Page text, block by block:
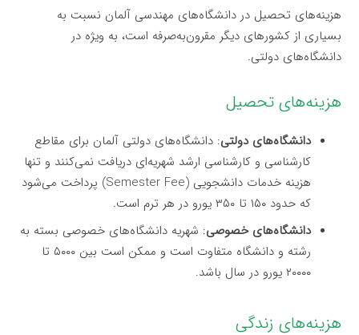
هزینه‌های تحصیل در دانشگاه‌های مهندسی آلمان نسبت به
بسیاری از کشورهای دیگر مقرون‌به‌صرفه است، به ویژه در
دانشگاه‌های دولتی.
هزینه‌های تحصیل
دانشگاه‌های دولتی: دانشگاه‌های دولتی آلمان برای مقاطع
کارشناسی و کارشناسی ارشد شهریه‌ای دریافت نمی‌کنند و تنها
هزینه خدمات دانشجویی (Semester Fee) پرداخت می‌شود
که حدود ۱۵۰ تا ۳۵۰ یورو در هر ترم است.
دانشگاه‌های خصوصی: شهریه دانشگاه‌های خصوصی بسته به
رشته و دانشگاه متفاوت است و ممکن است بین ۵۰۰۰ تا
۲۰۰۰۰ یورو در سال باشد.
هزینه‌های زندگی